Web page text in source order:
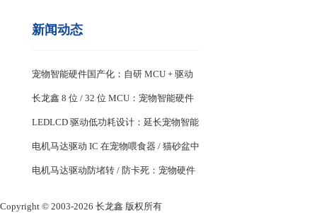
新闻动态
宠物智能硬件国产化：自研 MCU + 驱动
IC 供应链优势
长龙鑫 8 位 / 32 位 MCU：宠物智能硬件
专用芯片特性
LEDLCD 驱动低功耗设计：延长宠物智能
设备续航关键
电机马达驱动 IC 在宠物喂食器 / 猫砂盆中
的稳定控制设计
电机马达驱动防堵转 / 防卡死：宠物硬件
Copyright © 2003-2026 长龙鑫 版权所有